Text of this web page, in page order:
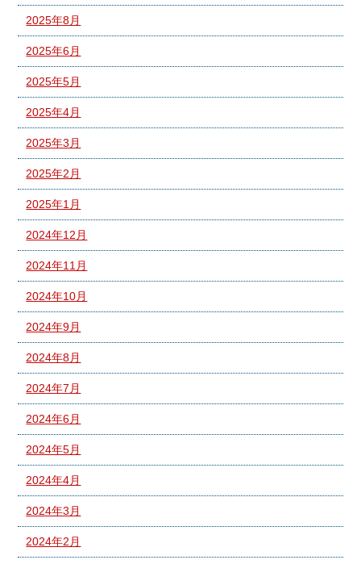
2025年8月
2025年6月
2025年5月
2025年4月
2025年3月
2025年2月
2025年1月
2024年12月
2024年11月
2024年10月
2024年9月
2024年8月
2024年7月
2024年6月
2024年5月
2024年4月
2024年3月
2024年2月